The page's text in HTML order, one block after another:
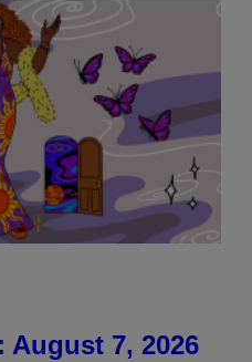
August 7, 2026